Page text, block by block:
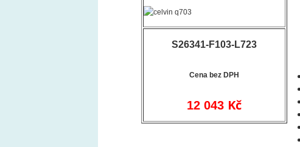
S26341-F103-L723
Cena bez DPH
12 043 Kč